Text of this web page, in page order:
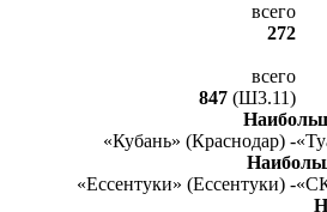
всего
272
всего
847 (Ш3.11)
«Кубань» (Краснодар) -
«Ессентуки» (Ессентуки) -